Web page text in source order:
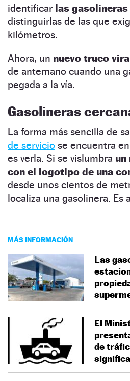
identificar las
distinguirlas de las que
kilómetros.
Ahora, un nuevo truco
de antemano cuando una
pegada a la vía.
Gasolineras
La forma más sencilla de
de servicio se encuentra
es verla. Si se vislumbra un
con el logotipo de una
desde unos cientos de
localiza una gasolinera. Es
MÁS INFORMACIÓN
Las
El
de